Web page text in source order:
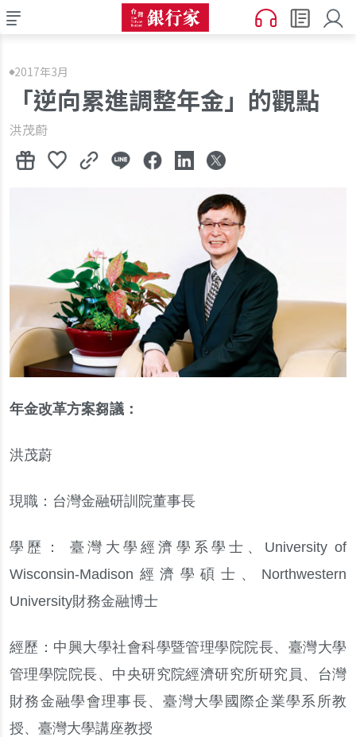
2017年3月
「逆向累進調整年金」的觀點
洪茂蔚
年金改革方案芻議 ：
洪茂蔚
現職 ： 台灣金融研訓院董事長
學歷 ： 臺灣大學經濟學系學士 、 University of
Wisconsin-Madison 經濟學碩士 、 Northwestern
University財務金融博士
經歷 ： 中興大學社會科學暨管理學院院長、 臺灣大學
管理學院院長、 中央研究院經濟研究所研究員 、 台灣
財務金融學會理事長、臺灣大學國際企業學系所教
授、 臺灣大學講座教授